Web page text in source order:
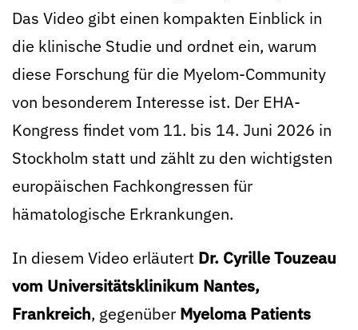
Das Video gibt einen kompakten Einblick in
die klinische Studie und ordnet ein, warum
diese Forschung für die Myelom-Community
von besonderem Interesse ist. Der EHA-
Kongress findet vom 11. bis 14. Juni 2026 in
Stockholm statt und zählt zu den wichtigsten
europäischen Fachkongressen für
hämatologische Erkrankungen.
In diesem Video erläutert Dr. Cyrille Touzeau
vom Universitätsklinikum Nantes,
Frankreich, gegenüber Myeloma Patients